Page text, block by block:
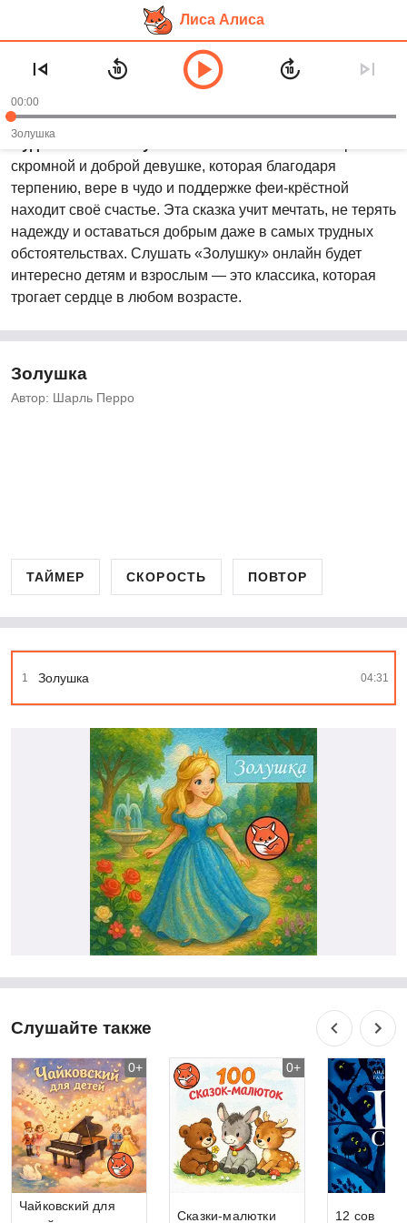
основному
контенту
Лиса Алиса
Аудиосказка «Золушка»
Рекомендуем слушать в возрасте:
Аудиосказка «Золушка»
скромной и доброй девушке, которая благодаря
терпению, вере в чудо и поддержке феи-крёстной
находит своё счастье. Эта сказка учит мечтать, не терять
надежду и оставаться добрым даже в самых трудных
обстоятельствах. Слушать «Золушку» онлайн будет
интересно детям и взрослым — это классика, которая
трогает сердце в любом возрасте.
Золушка
Автор: Шарль Перро
00:00
Золушка
ТАЙМЕР СКОРОСТЬ ПОВТОР
1 Золушка 04:31
Слушайте также
Чайковский для
0+
Сказки-малютки
0+
12 сов